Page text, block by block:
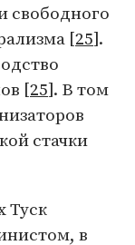
свободного
[25].
[25]. В том
стачки
Туск
в